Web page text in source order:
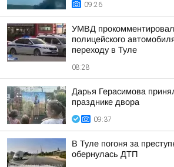
09:26
УМВД
полицейского
переходу в Туле
08:28
Дарья Герасимова
празднике двора
09:37
В Туле погоня за
обернулась ДТП